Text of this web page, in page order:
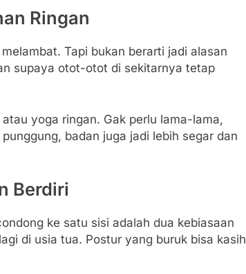
Ringan
Tapi bukan berarti jadi alasan
supaya otot-otot di sekitarnya tetap
yoga ringan. Gak perlu lama-lama,
badan juga jadi lebih segar dan
Berdiri
ke satu sisi adalah dua kebiasaan
di usia tua. Postur yang buruk bisa kasih